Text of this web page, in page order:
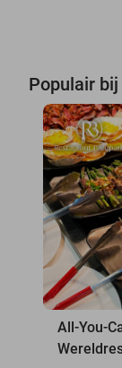
Populair
All-You-